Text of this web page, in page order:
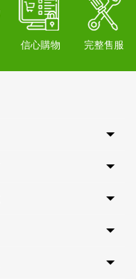
信心購物 完整售服